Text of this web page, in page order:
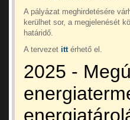
A pályázat meghirdetésére
kerülhet sor, a megjelenését
határidő.
A tervezet itt érhető el.